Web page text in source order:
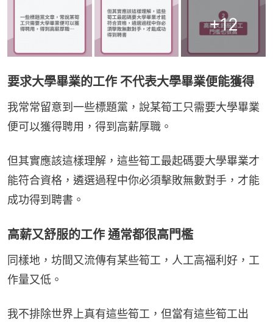
+12
要求大學畢業的工作 不代表大學畢業便能獲得
我常常留意到一些標題黨，說某筍工只需要大學畢業
便可以獲得聘用，得到高薪厚職。
但其實應該這樣理解，這些筍工最起碼要大學畢業才
能符合資格，遴選過程中你必須擊敗無數對手，才能
成功得到聘書。
高薪又舒服的工作 通常都很高門檻
同樣地，坊間又流傳有某些筍工，人工高福利好，工
作量又低。
我不排除世界上真有這些筍工，但當有這些筍工出